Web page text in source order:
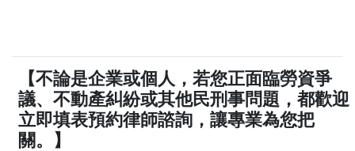
【不論是企業或個人，若您正面臨勞資爭
議、不動產糾紛或其他民刑事問題，都歡迎
立即填表預約律師諮詢，讓專業為您把
關。】